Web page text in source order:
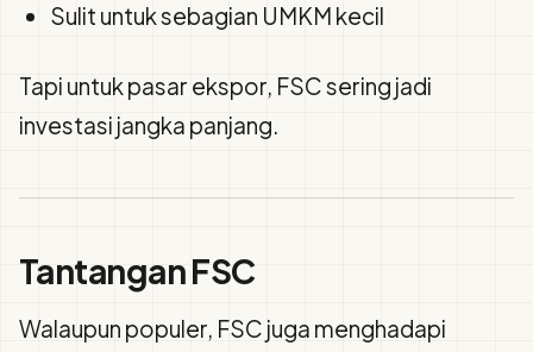
Sulit untuk sebagian UMKM kecil
Tapi untuk pasar ekspor, FSC sering jadi
investasi jangka panjang.
Tantangan FSC
Walaupun populer, FSC juga menghadapi